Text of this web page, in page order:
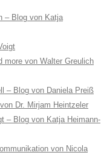
– Blog von Katja
more von Walter Greulich
– Blog von Daniela Preiß
Dr. Mirjam Heintzeler
– Blog von Katja Heimann-
von Nicola